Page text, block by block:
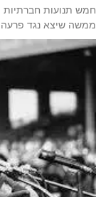
חמש תנועות
ממשה שיצא נגד פרעה